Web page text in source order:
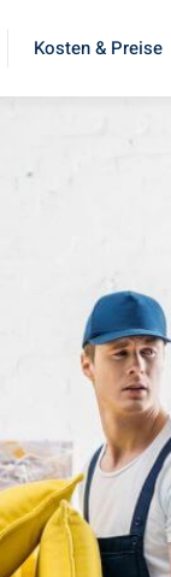
Kosten & Preise